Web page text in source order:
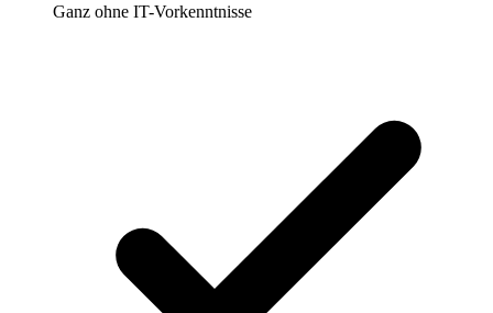
Ganz ohne IT-Vorkenntnisse